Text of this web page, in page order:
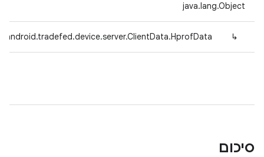
java.lang.Object
↳
סיכום